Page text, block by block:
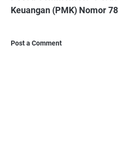
Keuangan (PMK) Nomor
Post a Comment